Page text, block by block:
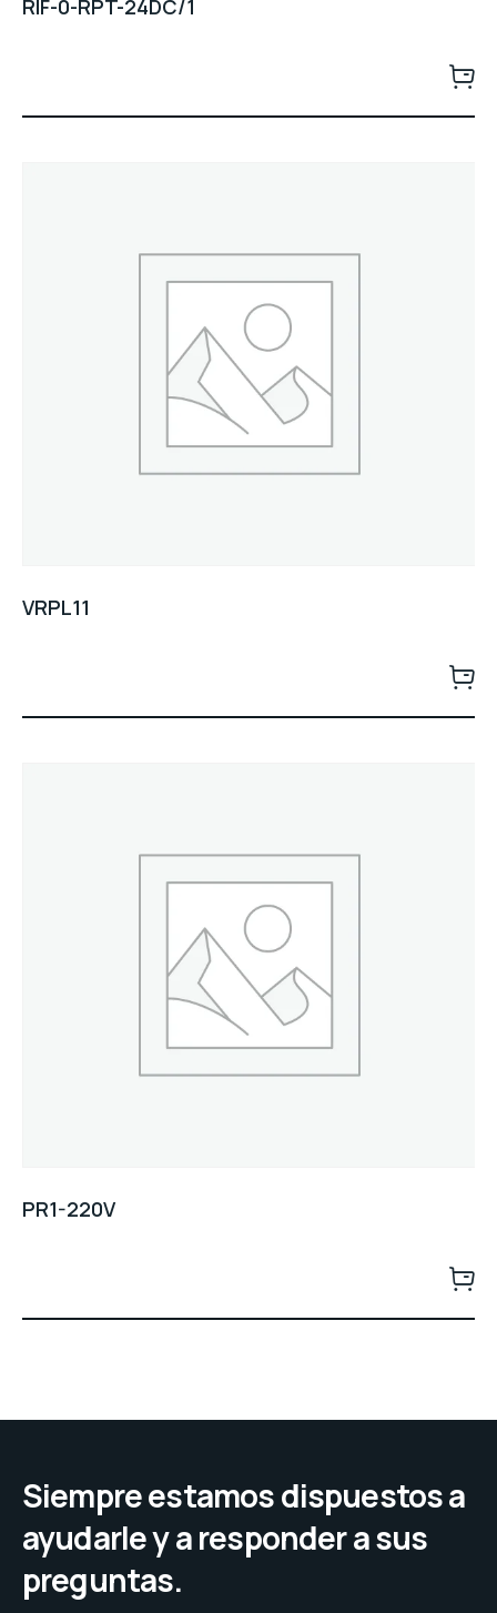
RIF-0-RPT-24DC/1
VRPL11
PR1-220V
Siempre estamos dispuestos a
ayudarle y a responder a sus
preguntas.